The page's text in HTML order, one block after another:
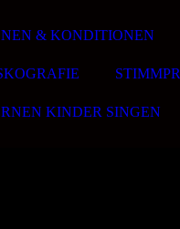
& KONDITIONEN
KINDER SINGEN